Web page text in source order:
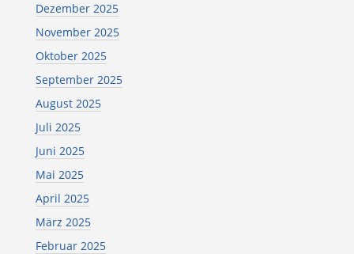
Dezember 2025
November 2025
Oktober 2025
September 2025
August 2025
Juli 2025
Juni 2025
Mai 2025
April 2025
März 2025
Februar 2025